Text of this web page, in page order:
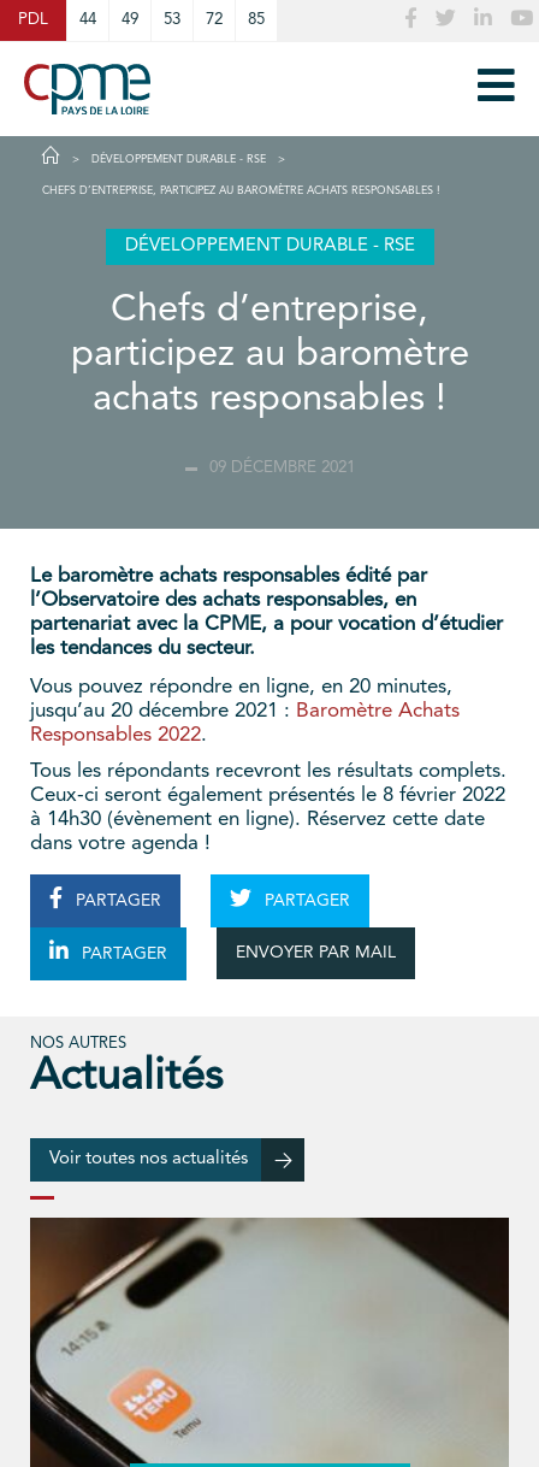
PDL 44 49 53 72 85
DÉVELOPPEMENT DURABLE - RSE
CHEFS D’ENTREPRISE, PARTICIPEZ AU BAROMÈTRE ACHATS RESPONSABLES !
DÉVELOPPEMENT DURABLE - RSE
Chefs d’entreprise,
participez au baromètre
achats responsables !
09 DÉCEMBRE 2021
Le baromètre achats responsables édité par
l’Observatoire des achats responsables, en
partenariat avec la CPME, a pour vocation d’étudier
les tendances du secteur.
Vous pouvez répondre en ligne, en 20 minutes,
jusqu’au 20 décembre 2021 : Baromètre Achats
Responsables 2022.
Tous les répondants recevront les résultats complets.
Ceux-ci seront également présentés le 8 février 2022
à 14h30 (évènement en ligne). Réservez cette date
dans votre agenda !
PARTAGER PARTAGER
PARTAGER ENVOYER PAR MAIL
NOS AUTRES
Actualités
Voir toutes nos actualités
Cookies management panel